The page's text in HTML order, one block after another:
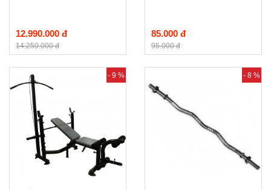
12.990.000 đ
14.250.000 đ
85.000 đ
95.000 đ
- 9 % - 8 %